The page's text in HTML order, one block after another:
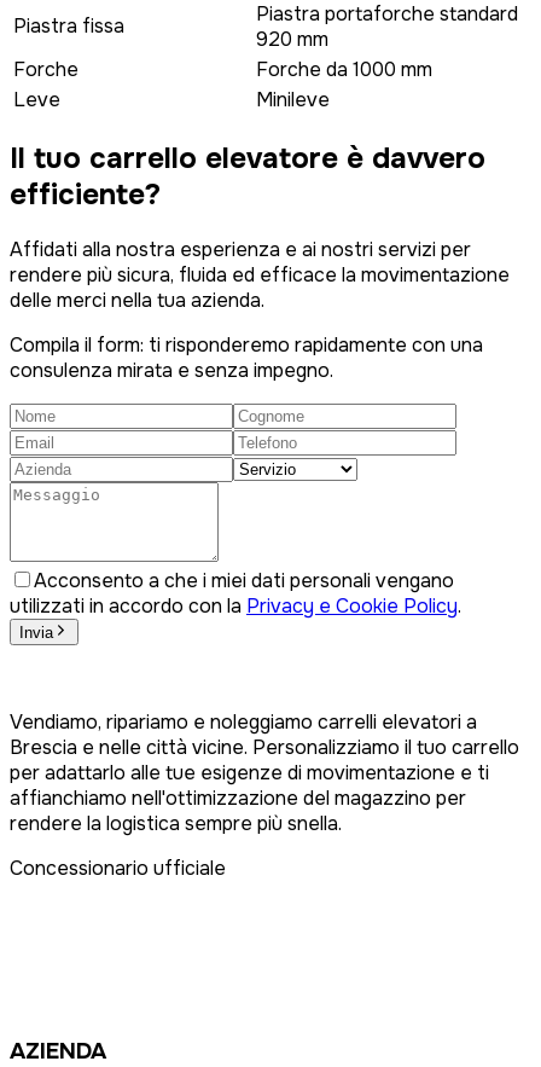
Piastra fissa
Piastra portaforche standard
920 mm
Forche
Forche da 1000 mm
Leve
Minileve
Il tuo carrello elevatore è davvero
efficiente?
Affidati alla nostra esperienza e ai nostri servizi per
rendere più sicura, fluida ed efficace la movimentazione
delle merci nella tua azienda.
Compila il form: ti risponderemo rapidamente con una
consulenza mirata e senza impegno.
Acconsento a che i miei dati personali vengano
utilizzati in accordo con la Privacy e Cookie Policy.
Invia
Vendiamo, ripariamo e noleggiamo carrelli elevatori a
Brescia e nelle città vicine. Personalizziamo il tuo carrello
per adattarlo alle tue esigenze di movimentazione e ti
affianchiamo nell'ottimizzazione del magazzino per
rendere la logistica sempre più snella.
Concessionario ufficiale
AZIENDA